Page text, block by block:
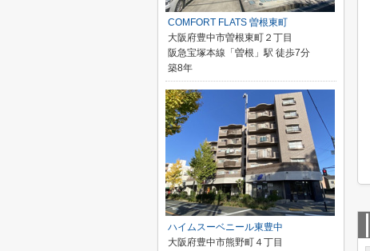
COMFORT FLATS 曽根東町
大阪府豊中市曽根東町２丁目
阪急宝塚本線「曽根」駅 徒歩7分
築8年
ハイムスーベニール東豊中
大阪府豊中市熊野町４丁目